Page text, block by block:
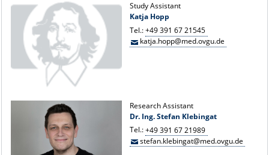
Study Assistant
Katja Hopp
Tel.:+49 391 67 21545
katja.hopp@med.ovgu.de
Research Assistant
Dr. Ing. Stefan Klebingat
Tel.:+49 391 67 21989
stefan.klebingat@med.ovgu.de